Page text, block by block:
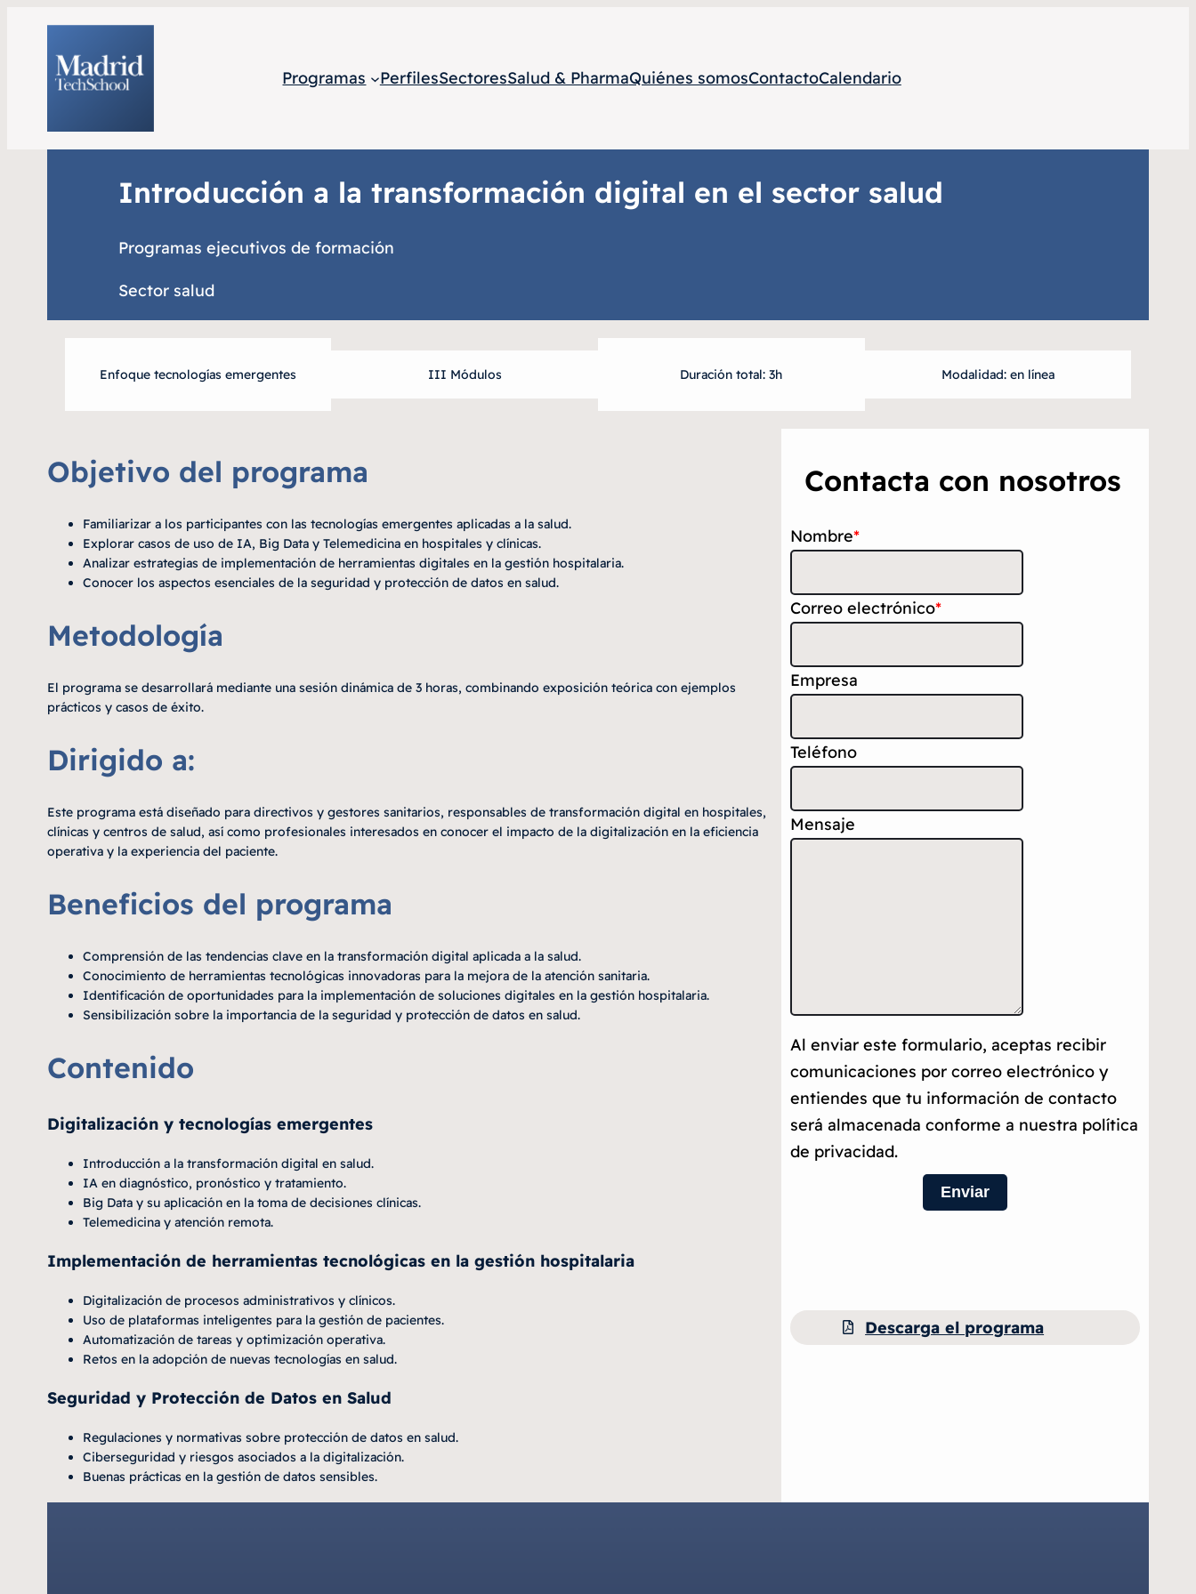
Programas PerfilesSectoresSalud & PharmaQuiénes somosContactoCalendario
Introducción a la transformación digital en el sector salud
Programas ejecutivos de formación
Sector salud
Enfoque tecnologías emergentes III Módulos Duración total: 3h Modalidad: en línea
Objetivo del programa
Familiarizar a los participantes con las tecnologías emergentes aplicadas a la salud.
Explorar casos de uso de IA, Big Data y Telemedicina en hospitales y clínicas.
Analizar estrategias de implementación de herramientas digitales en la gestión hospitalaria.
Conocer los aspectos esenciales de la seguridad y protección de datos en salud.
Metodología
El programa se desarrollará mediante una sesión dinámica de 3 horas, combinando exposición teórica con ejemplos
prácticos y casos de éxito.
Dirigido a:
Este programa está diseñado para directivos y gestores sanitarios, responsables de transformación digital en hospitales,
clínicas y centros de salud, así como profesionales interesados en conocer el impacto de la digitalización en la eficiencia
operativa y la experiencia del paciente.
Beneficios del programa
Comprensión de las tendencias clave en la transformación digital aplicada a la salud.
Conocimiento de herramientas tecnológicas innovadoras para la mejora de la atención sanitaria.
Identificación de oportunidades para la implementación de soluciones digitales en la gestión hospitalaria.
Sensibilización sobre la importancia de la seguridad y protección de datos en salud.
Contenido
Digitalización y tecnologías emergentes
Introducción a la transformación digital en salud.
IA en diagnóstico, pronóstico y tratamiento.
Big Data y su aplicación en la toma de decisiones clínicas.
Telemedicina y atención remota.
Implementación de herramientas tecnológicas en la gestión hospitalaria
Digitalización de procesos administrativos y clínicos.
Uso de plataformas inteligentes para la gestión de pacientes.
Automatización de tareas y optimización operativa.
Retos en la adopción de nuevas tecnologías en salud.
Seguridad y Protección de Datos en Salud
Regulaciones y normativas sobre protección de datos en salud.
Ciberseguridad y riesgos asociados a la digitalización.
Buenas prácticas en la gestión de datos sensibles.
Contacta con nosotros
Nombre*
Correo electrónico*
Empresa
Teléfono
Mensaje
Al enviar este formulario, aceptas recibir
comunicaciones por correo electrónico y
entiendes que tu información de contacto
será almacenada conforme a nuestra política
de privacidad.
Enviar
Descarga el programa